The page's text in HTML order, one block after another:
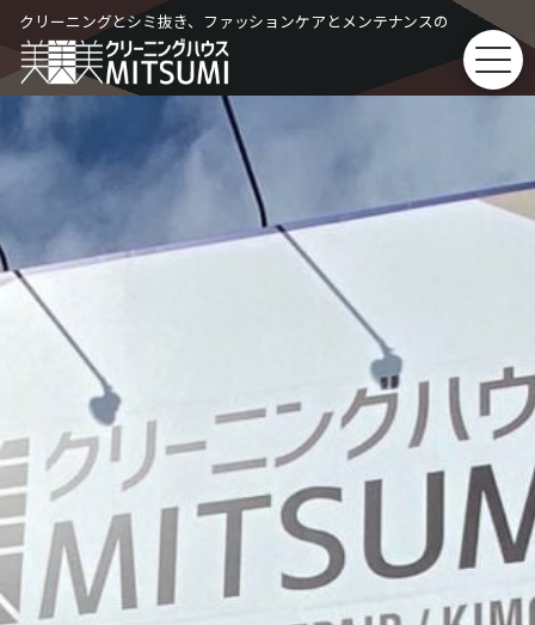
Skip
to
content
クリーニングとシミ抜き、ファッションケアとメンテナンスの